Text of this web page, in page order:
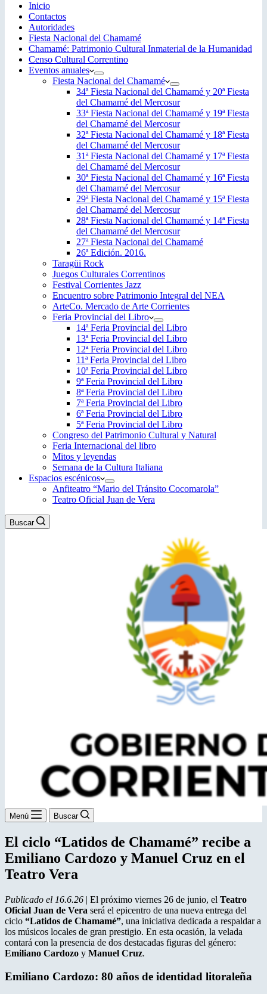
Inicio
Contactos
Autoridades
Fiesta Nacional del Chamamé
Chamamé: Patrimonio Cultural Inmaterial de la Humanidad
Censo Cultural Correntino
Eventos anuales
Fiesta Nacional del Chamamé
34ª Fiesta Nacional del Chamamé y 20ª Fiesta
del Chamamé del Mercosur
33ª Fiesta Nacional del Chamamé y 19ª Fiesta
del Chamamé del Mercosur
32ª Fiesta Nacional del Chamamé y 18ª Fiesta
del Chamamé del Mercosur
31ª Fiesta Nacional del Chamamé y 17ª Fiesta
del Chamamé del Mercosur
30ª Fiesta Nacional del Chamamé y 16ª Fiesta
del Chamamé del Mercosur
29ª Fiesta Nacional del Chamamé y 15ª Fiesta
del Chamamé del Mercosur
28ª Fiesta Nacional del Chamamé y 14ª Fiesta
del Chamamé del Mercosur
27ª Fiesta Nacional del Chamamé
26ª Edición. 2016.
Taragüi Rock
Juegos Culturales Correntinos
Festival Corrientes Jazz
Encuentro sobre Patrimonio Integral del NEA
ArteCo. Mercado de Arte Corrientes
Feria Provincial del Libro
14ª Feria Provincial del Libro
13ª Feria Provincial del Libro
12ª Feria Provincial del Libro
11ª Feria Provincial del Libro
10ª Feria Provincial del Libro
9ª Feria Provincial del Libro
8ª Feria Provincial del Libro
7ª Feria Provincial del Libro
6ª Feria Provincial del Libro
5ª Feria Provincial del Libro
Congreso del Patrimonio Cultural y Natural
Feria Internacional del libro
Mitos y leyendas
Semana de la Cultura Italiana
Espacios escénicos
Anfiteatro “Mario del Tránsito Cocomarola”
Teatro Oficial Juan de Vera
Buscar
Menú Buscar
El ciclo “Latidos de Chamamé” recibe a
Emiliano Cardozo y Manuel Cruz en el
Teatro Vera
Publicado el 16.6.26 | El próximo viernes 26 de junio, el Teatro
Oficial Juan de Vera será el epicentro de una nueva entrega del
ciclo “Latidos de Chamamé”, una iniciativa dedicada a respaldar a
los músicos locales de gran prestigio. En esta ocasión, la velada
contará con la presencia de dos destacadas figuras del género:
Emiliano Cardozo y Manuel Cruz.
Emiliano Cardozo: 80 años de identidad litoraleña